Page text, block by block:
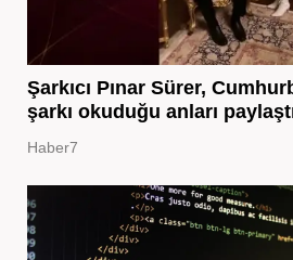
Şarkıcı Pınar Sürer,
şarkı okuduğu anları
Haber7